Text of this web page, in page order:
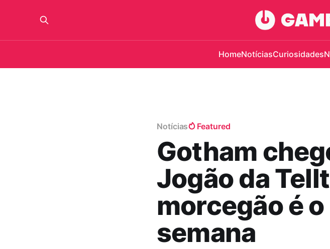
HomeNotíciasCuriosidades
Notícias Featured
Gotham
Jogão da
morcegão é
semana